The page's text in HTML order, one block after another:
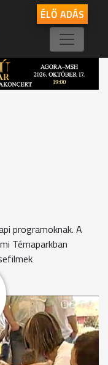
ÉLŐ ADÁS
programoknak. A
Témaparkban